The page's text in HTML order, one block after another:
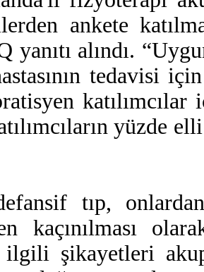
ankete
yanıtı alındı.
tedavisi
yüzde
tıp,
kaçınılması
ilgili şikayetleri